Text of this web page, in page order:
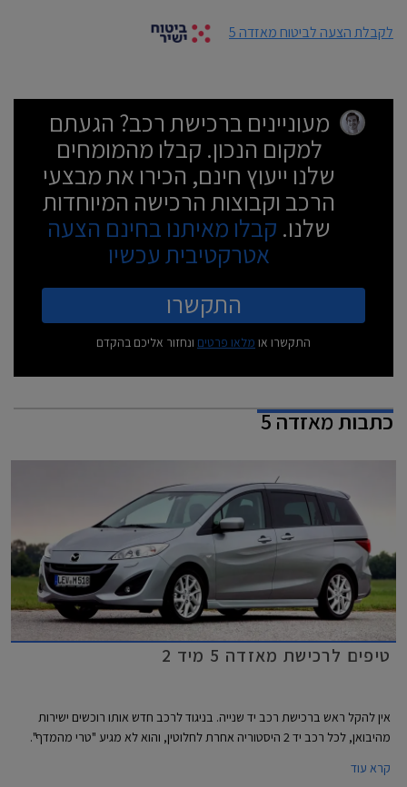
לקבלת הצעה לביטוח מאזדה 5
מעוניינים ברכישת רכב? הגעתם
למקום הנכון. קבלו מהמומחים
שלנו ייעוץ חינם, הכירו את מבצעי
הרכב וקבוצות הרכישה המיוחדות
שלנו. קבלו מאיתנו בחינם הצעה
אטרקטיבית עכשיו
התקשרו
התקשרו או מלאו פרטים ונחזור אליכם בהקדם
כתבותמאזדה 5
טיפים לרכישת מאזדה 5 מיד 2
אין להקל ראש ברכישת רכב יד שנייה. בניגוד לרכב חדש אותו רוכשים ישירות
מהיבואן, לכל רכב יד 2 היסטוריה אחרת לחלוטין, והוא לא מגיע "טרי מהמדף".
קרא עוד